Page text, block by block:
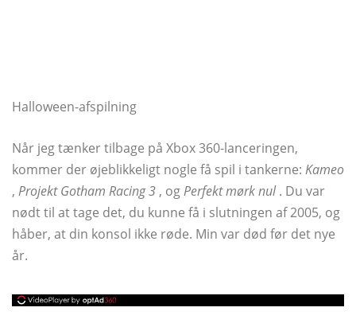
Halloween-afspilning
Når jeg tænker tilbage på Xbox 360-lanceringen,
kommer der øjeblikkeligt nogle få spil i tankerne: Kameo
, Projekt Gotham Racing 3 , ogPerfekt mørk nul. Du var
nødt til at tage det, du kunne få i slutningen af ​​2005, og
håber, at din konsol ikke røde. Min var død før det nye
år.